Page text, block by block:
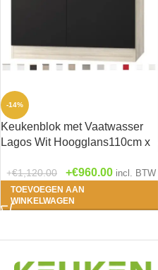
-14%
Keukenblok met Vaatwasser
Lagos Wit Hoogglans110cm x
€1,120.00 €960.00 incl. BTW
TOEVOEGEN AAN
WINKELWAGEN